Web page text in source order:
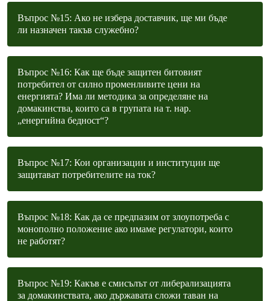
Въпрос №15: Ако не избера доставчик, ще ми бъде
ли назначен такъв служебно?
Въпрос №16: Как ще бъде защитен битовият
потребител от силно променливите цени на
енергията? Има ли методика за определяне на
домакинства, които са в групата на т. нар.
„енергийна бедност“?
Въпрос №17: Кои организации и институции ще
защитават потребителите на ток?
Въпрос №18: Как да се предпазим от злоупотреба с
монополно положение ако имаме регулатори, които
не работят?
Въпрос №19: Какъв е смисълът от либерализацията
за домакинствата, ако държавата сложи таван на